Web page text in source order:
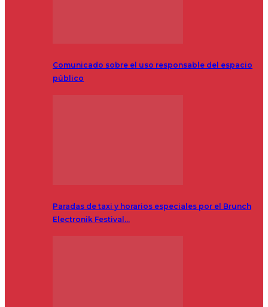
Comunicado sobre el uso responsable del espacio
público
Paradas de taxi y horarios especiales por el Brunch
Electronik Festival…